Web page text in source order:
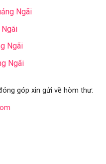
Ngãi
Ngãi
Ngãi
góp xin gửi về hòm thư: